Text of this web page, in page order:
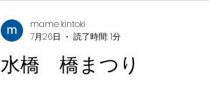
水橋 橋まつり
mame kintoki
7月26日
読了時間: 1分